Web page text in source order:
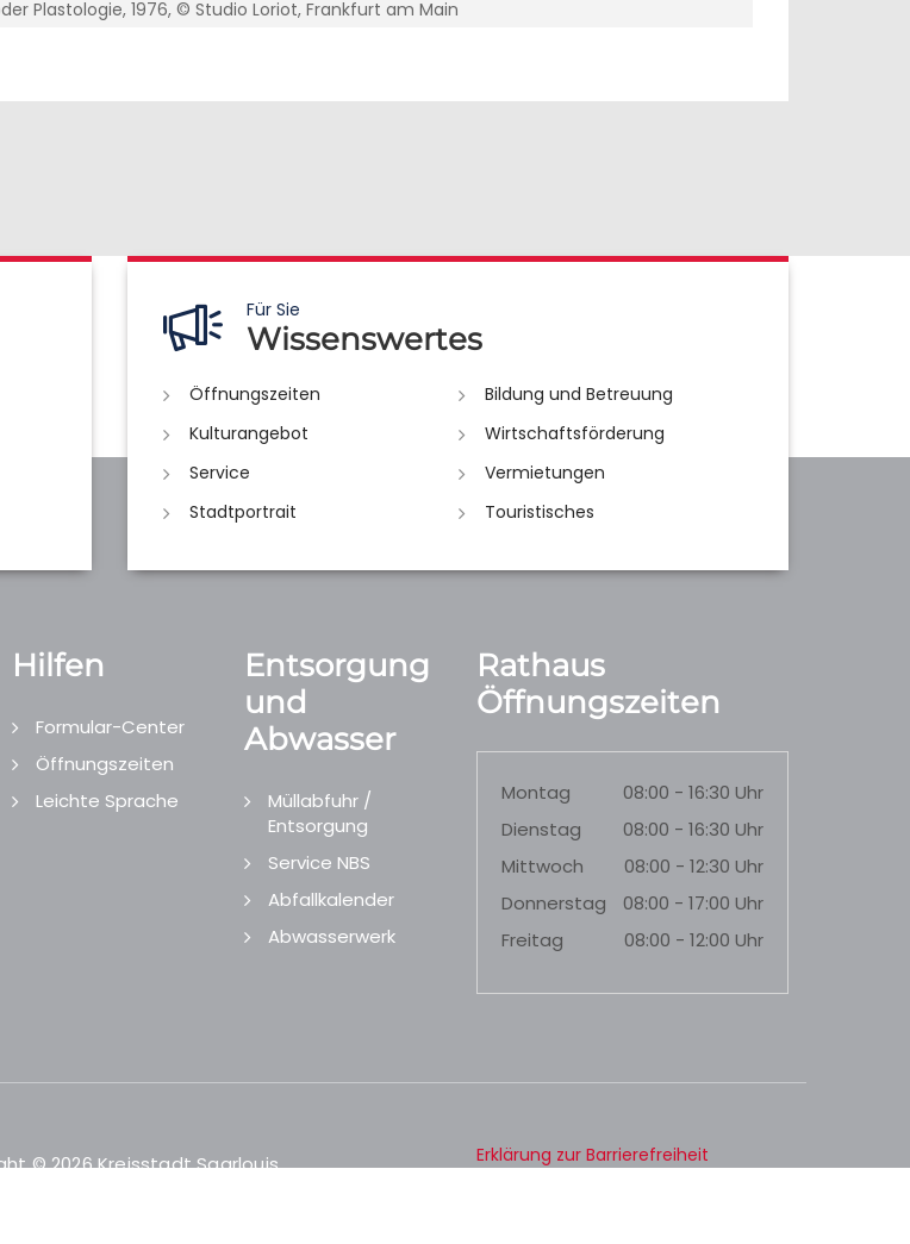
Plastologie, 1976, © Studio Loriot, Frankfurt am Main
Für Sie
Wissenswertes
Öffnungszeiten
Bildung und Betreuung
Kulturangebot
Wirtschaftsförderung
Service
Vermietungen
Stadtportrait
Touristisches
Hilfen
Formular-Center
Öffnungszeiten
Leichte Sprache
Entsorgung
und
Abwasser
Müllabfuhr /
Entsorgung
Service NBS
Abfallkalender
Abwasserwerk
Rathaus
Öffnungszeiten
Montag
08:00 - 16:30 Uhr
Dienstag
08:00 - 16:30 Uhr
Mittwoch
08:00 - 12:30 Uhr
Donnerstag
08:00 - 17:00 Uhr
Freitag
08:00 - 12:00 Uhr
© 2026 Kreisstadt Saarlouis.
Erklärung zur Barrierefreiheit